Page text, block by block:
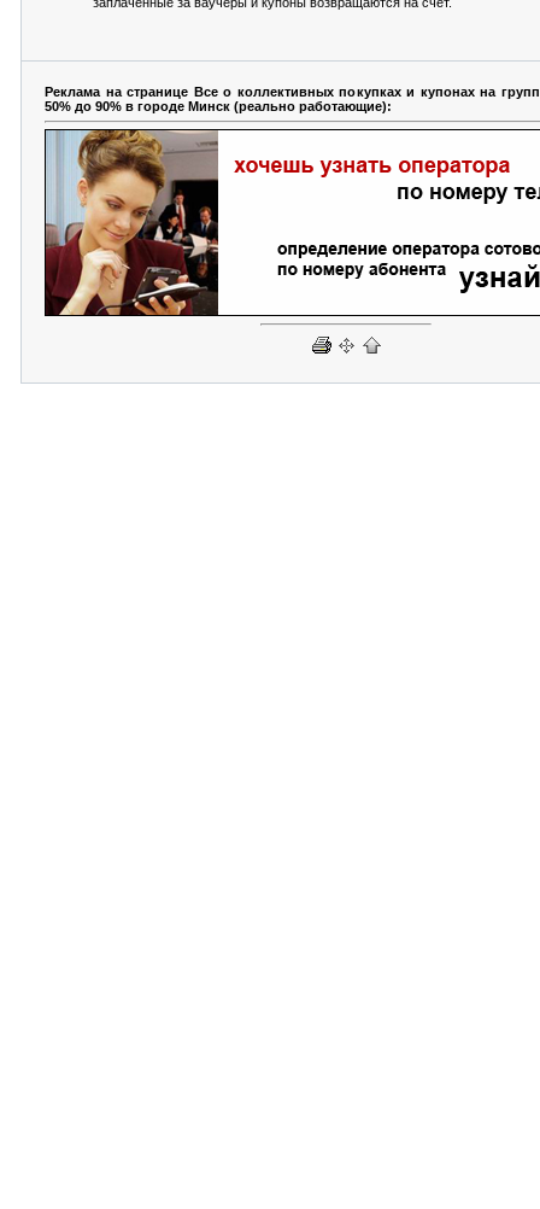
заплаченные за ваучеры и купоны возвращаются на счет.
Реклама на странице Все о коллективных покупках и купонах на
50% до 90% в городе Минск (реально работающие):